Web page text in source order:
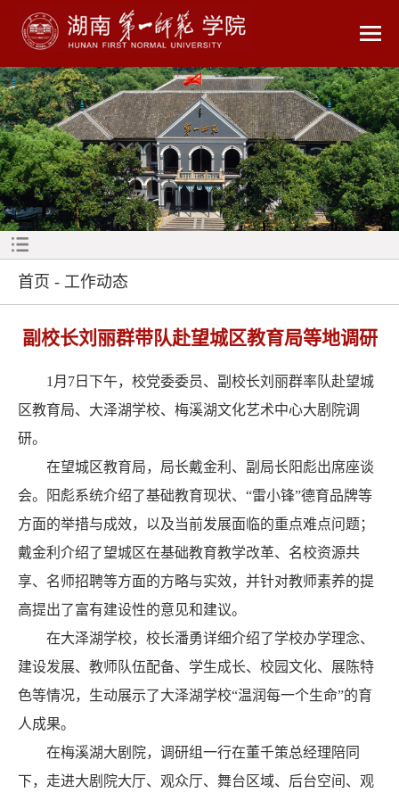
首页 - 工作动态
副校长刘丽群带队赴望城区教育局等地调研
1月7日下午，校党委委员、副校长刘丽群率队赴望城
区教育局、大泽湖学校、梅溪湖文化艺术中心大剧院调
研。
在望城区教育局，局长戴金利、副局长阳彪出席座谈
会。阳彪系统介绍了基础教育现状、“雷小锋”德育品牌等
方面的举措与成效，以及当前发展面临的重点难点问题；
戴金利介绍了望城区在基础教育教学改革、名校资源共
享、名师招聘等方面的方略与实效，并针对教师素养的提
高提出了富有建设性的意见和建议。
在大泽湖学校，校长潘勇详细介绍了学校办学理念、
建设发展、教师队伍配备、学生成长、校园文化、展陈特
色等情况，生动展示了大泽湖学校“温润每一个生命”的育
人成果。
在梅溪湖大剧院，调研组一行在董千策总经理陪同
下，走进大剧院大厅、观众厅、舞台区域、后台空间、观